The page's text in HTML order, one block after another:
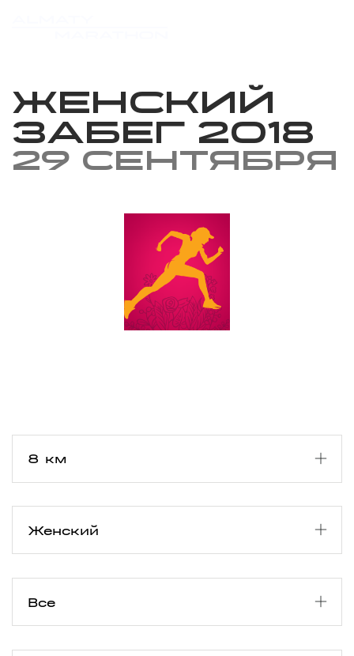
Женский
Забег 2018
29 сентября